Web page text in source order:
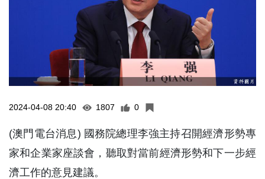
2024-04-08 20:40 1807 0
(澳門電台消息) 國務院總理李強主持召開經濟形勢專
家和企業家座談會，聽取對當前經濟形勢和下一步經
濟工作的意見建議。